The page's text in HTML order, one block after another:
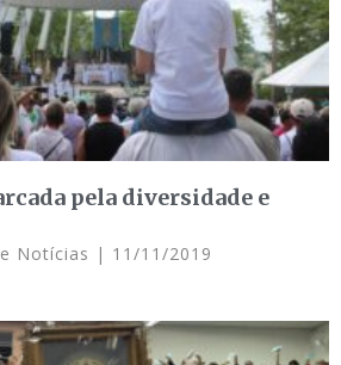
pela diversidade e
Notícias 11/11/2019